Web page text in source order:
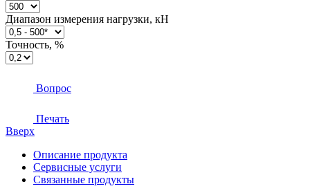
Диапазон измерения нагрузки, кН
Точность, %
Вопрос
Печать
Вверх
Описание продукта
Сервисные услуги
Связанные продукты